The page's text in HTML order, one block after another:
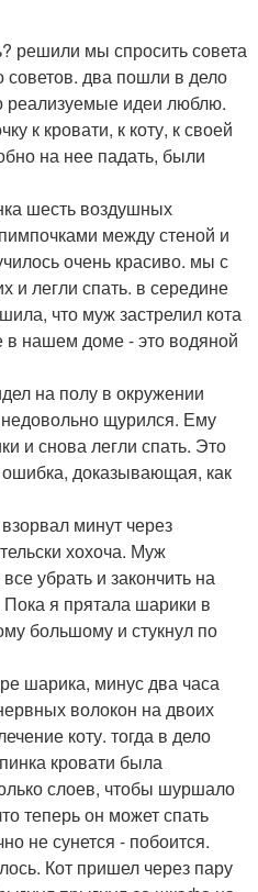
решили мы спросить совета
два пошли в дело
реализуемые идеи люблю.
к кровати, к коту, к своей
на нее падать, были
шесть воздушных
между стеной и
очень красиво. мы с
и легли спать. в середине
что муж застрелил кота
в нашем доме - это водяной
на полу в окружении
щурился. Ему
и снова легли спать. Это
доказывающая, как
минут через
хохоча. Муж
убрать и закончить на
я прятала шарики в
большому и стукнул по
шарика, минус два часа
волокон на двоих
коту. тогда в дело
кровати была
слоев, чтобы шуршало
теперь он может спать
не сунется - побоится.
Кот пришел через пару